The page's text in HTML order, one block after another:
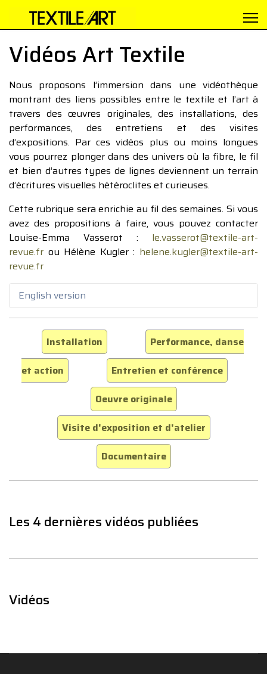
Vidéos Art Textile
Nous proposons l’immersion dans une vidéothèque
montrant des liens possibles entre le textile et l’art à
travers des œuvres originales, des installations, des
performances, des entretiens et des visites
d’expositions. Par ces vidéos plus ou moins longues
vous pourrez plonger dans des univers où la fibre, le fil
et bien d’autres types de lignes deviennent un terrain
d’écritures visuelles hétéroclites et curieuses.
Cette rubrique sera enrichie au fil des semaines. Si vous
avez des propositions à faire, vous pouvez contacter
Louise-Emma Vasserot : le.vasserot@textile-art-
revue.fr ou Hélène Kugler : helene.kugler@textile-art-
revue.fr
English version
Installation
Performance, danse
et action
Entretien et conférence
Oeuvre originale
Visite d'exposition et d'atelier
Documentaire
Les 4 dernières vidéos publiées
Vidéos